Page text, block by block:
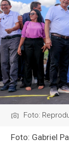
Foto:
Foto: Gabriel